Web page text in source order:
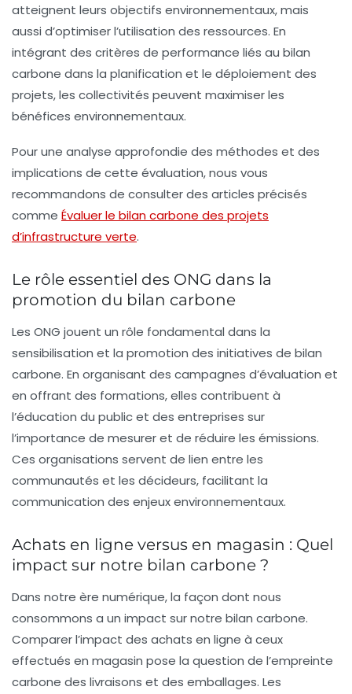
atteignent leurs objectifs environnementaux, mais
aussi d’optimiser l’utilisation des ressources. En
intégrant des critères de performance liés au bilan
carbone dans la planification et le déploiement des
projets, les collectivités peuvent maximiser les
bénéfices environnementaux.
Pour une analyse approfondie des méthodes et des
implications de cette évaluation, nous vous
recommandons de consulter des articles précisés
comme Évaluer le bilan carbone des projets
d’infrastructure verte.
Le rôle essentiel des ONG dans la
promotion du bilan carbone
Les ONG jouent un rôle fondamental dans la
sensibilisation et la promotion des initiatives de bilan
carbone. En organisant des campagnes d’évaluation et
en offrant des formations, elles contribuent à
l’éducation du public et des entreprises sur
l’importance de mesurer et de réduire les émissions.
Ces organisations servent de lien entre les
communautés et les décideurs, facilitant la
communication des enjeux environnementaux.
Achats en ligne versus en magasin : Quel
impact sur notre bilan carbone ?
Dans notre ère numérique, la façon dont nous
consommons a un impact sur notre bilan carbone.
Comparer l’impact des achats en ligne à ceux
effectués en magasin pose la question de l’empreinte
carbone des livraisons et des emballages. Les